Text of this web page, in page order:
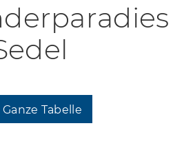
Ganze Tabelle